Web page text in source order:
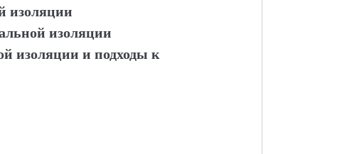
изоляции
изоляции
изоляции и подходы к